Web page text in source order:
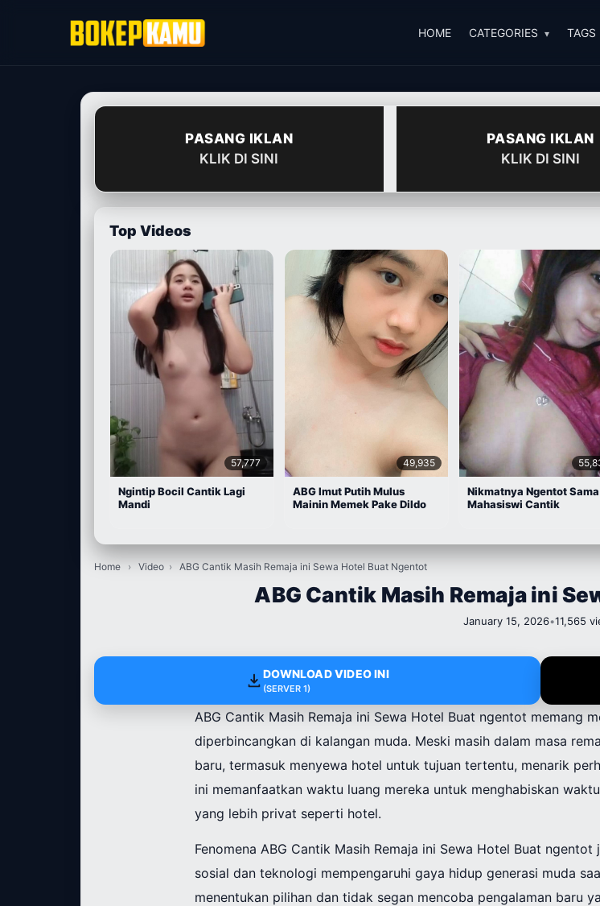
HOME CATEGORIES TAGS
PASANG IKLAN
KLIK DI SINI
PASANG IKLAN
KLIK DI SINI
Top Videos
57,777
Ngintip Bocil Cantik Lagi
Mandi
49,935
ABG Imut Putih Mulus
Mainin Memek Pake Dildo
Nikmatnya Ngentot Sama
Mahasiswi Cantik
Home › Video › ABG Cantik Masih Remaja ini Sewa Hotel Buat Ngentot
ABG Cantik Masih Remaja ini
January 15, 2026•11,565
DOWNLOAD VIDEO INI
(SERVER 1)
ABG Cantik Masih Remaja ini Sewa Hotel Buat ngentot memang
diperbincangkan di kalangan muda. Meski masih dalam masa
baru, termasuk menyewa hotel untuk tujuan tertentu, menarik
ini memanfaatkan waktu luang mereka untuk menghabiskan
yang lebih privat seperti hotel.
Fenomena ABG Cantik Masih Remaja ini Sewa Hotel Buat
sosial dan teknologi mempengaruhi gaya hidup generasi muda
menentukan pilihan dan tidak segan mencoba pengalaman baru